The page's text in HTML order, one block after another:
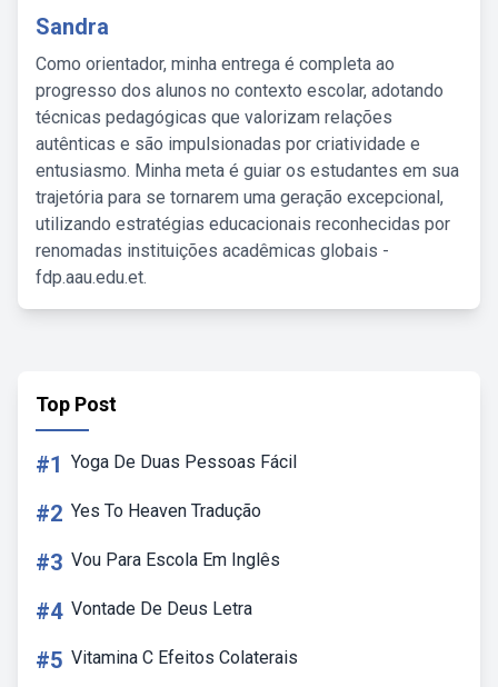
Sandra
Como orientador, minha entrega é completa ao
progresso dos alunos no contexto escolar, adotando
técnicas pedagógicas que valorizam relações
autênticas e são impulsionadas por criatividade e
entusiasmo. Minha meta é guiar os estudantes em sua
trajetória para se tornarem uma geração excepcional,
utilizando estratégias educacionais reconhecidas por
renomadas instituições acadêmicas globais -
fdp.aau.edu.et.
Top Post
#1 Yoga De Duas Pessoas Fácil
#2 Yes To Heaven Tradução
#3 Vou Para Escola Em Inglês
#4 Vontade De Deus Letra
#5 Vitamina C Efeitos Colaterais